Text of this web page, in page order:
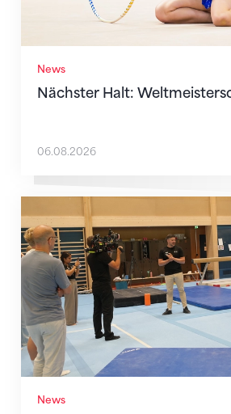
News
Nächster Halt:
06.08.2026
News
Mit klaren Zielen nach Zagreb